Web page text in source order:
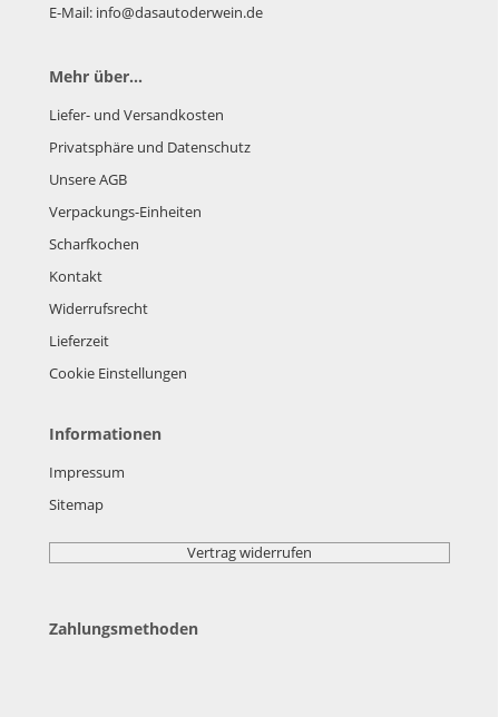
E-Mail: info@dasautoderwein.de
Mehr über...
Liefer- und Versandkosten
Privatsphäre und Datenschutz
Unsere AGB
Verpackungs-Einheiten
Scharfkochen
Kontakt
Widerrufsrecht
Lieferzeit
Cookie Einstellungen
Informationen
Impressum
Sitemap
Vertrag widerrufen
Zahlungsmethoden